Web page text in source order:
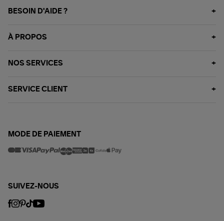
BESOIN D'AIDE ?
À PROPOS
NOS SERVICES
SERVICE CLIENT
MODE DE PAIEMENT
SUIVEZ-NOUS